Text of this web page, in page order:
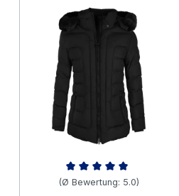
von 5 von 5 Sternen
Durchschnittliche Bewertung
(Ø Bewertung: 5.0)